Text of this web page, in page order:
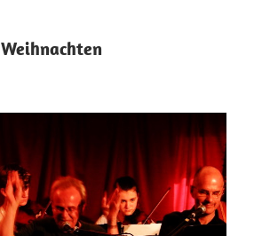
Weihnachten